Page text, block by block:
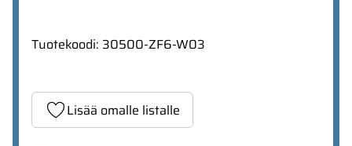
Tuotekoodi: 30500-ZF6-W03
Lisää omalle listalle